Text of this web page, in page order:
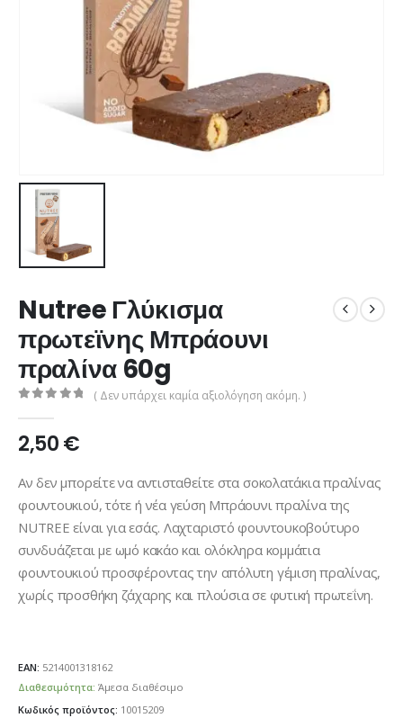
Nutree Γλύκισμα
πρωτεϊνης Μπράουνι
πραλίνα 60g
( Δεν υπάρχει καμία αξιολόγηση ακόμη. )
2,50€
Αν δεν μπορείτε να αντισταθείτε στα σοκολατάκια πραλίνας
φουντουκιού, τότε ή νέα γεύση Μπράουνι πραλίνα της
NUTREE είναι για εσάς. Λαχταριστό φουντουκοβούτυρο
συνδυάζεται με ωμό κακάο και ολόκληρα κομμάτια
φουντουκιού προσφέροντας την απόλυτη γέμιση πραλίνας,
χωρίς προσθήκη ζάχαρης και πλούσια σε φυτική πρωτεΐνη.
EAN: 5214001318162
Διαθεσιμότητα: Άμεσα διαθέσιμο
Κωδικός προϊόντος: 10015209